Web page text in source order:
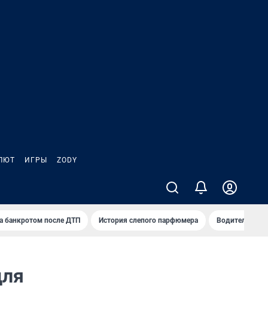
ИГРЫ ZODY
банкротом после ДТП История слепого парфюмера Водители